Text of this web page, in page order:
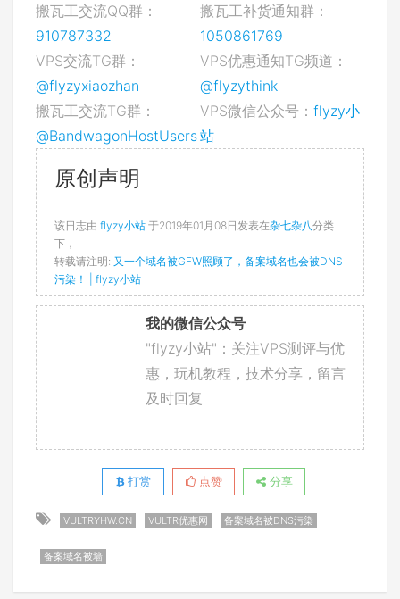
搬瓦工交流QQ群：
910787332
搬瓦工补货通知群：
1050861769
VPS交流TG群：
@flyzyxiaozhan
VPS优惠通知TG频道：
@flyzythink
搬瓦工交流TG群：
@BandwagonHostUsers
VPS微信公众号： flyzy小
站
原创声明
该日志由 flyzy小站 于2019年01月08日发表在杂七杂八分类
下，
转载请注明: 又一个域名被GFW照顾了，备案域名也会被DNS
污染！ | flyzy小站
我的微信公众号
"flyzy小站"：关注VPS测评与优
惠，玩机教程，技术分享，留言
及时回复
打赏 点赞 分享
VULTRYHW.CN VULTR优惠网 备案域名被DNS污染
备案域名被墙